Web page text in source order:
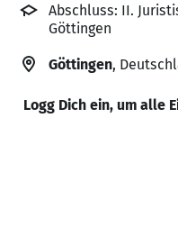
Abschluss: II.
Göttingen
Göttingen,
Logg Dich ein, um alle